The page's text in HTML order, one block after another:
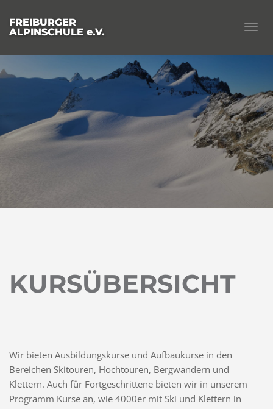
FREIBURGER
ALPINSCHULE e.V.
KURSÜBERSICHT
Wir bieten Ausbildungskurse und Aufbaukurse in den
Bereichen Skitouren, Hochtouren, Bergwandern und
Klettern. Auch für Fortgeschrittene bieten wir in unserem
Programm Kurse an, wie 4000er mit Ski und Klettern in